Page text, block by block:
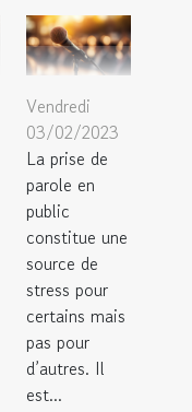
Vendredi
03/02/2023
La prise de
parole en
public
constitue une
source de
stress pour
certains mais
pas pour
d’autres. Il
est...